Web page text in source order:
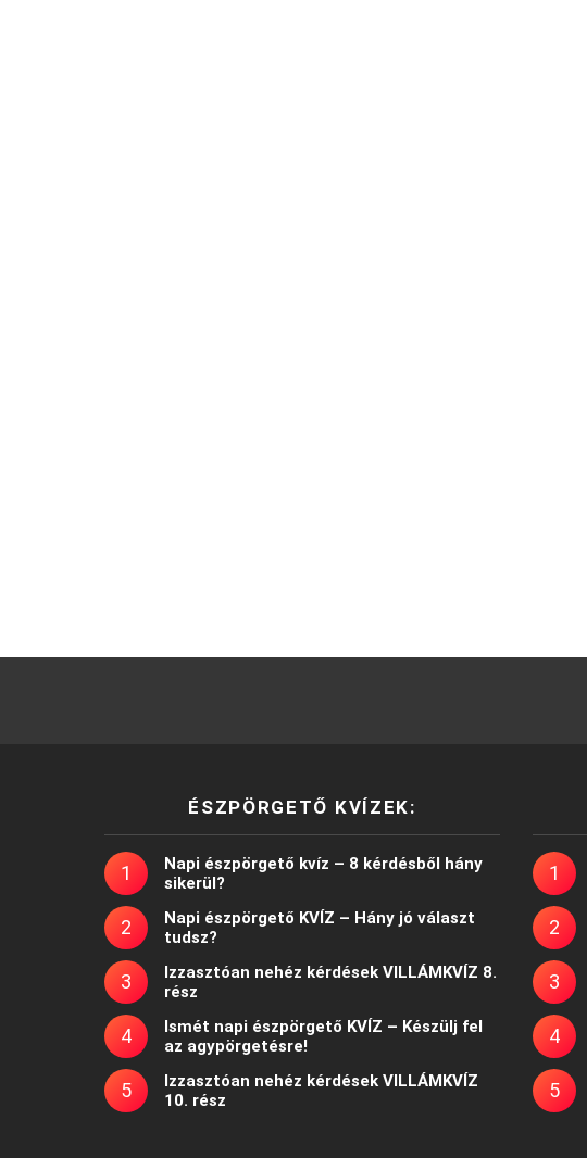
ÉSZPÖRGETŐ KVÍZEK:
Napi észpörgető kvíz – 8 kérdésből hány
sikerül?
Napi észpörgető KVÍZ – Hány jó választ
tudsz?
Izzasztóan nehéz kérdések VILLÁMKVÍZ 8.
rész
Ismét napi észpörgető KVÍZ – Készülj fel
az agypörgetésre!
Izzasztóan nehéz kérdések VILLÁMKVÍZ
10. rész